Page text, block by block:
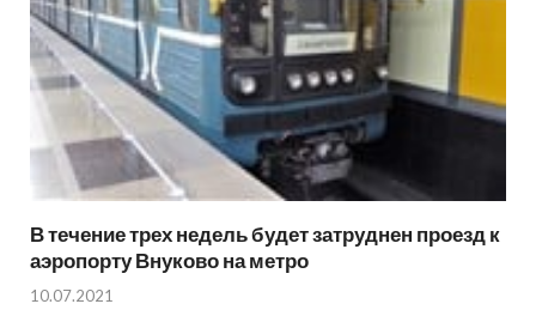
В течение трех недель будет затруднен проезд к
аэропорту Внуково на метро
10.07.2021